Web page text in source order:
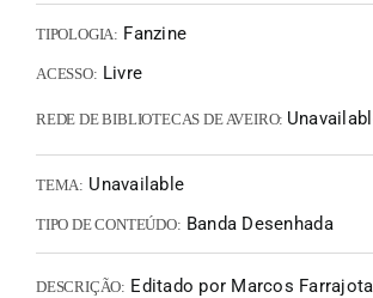
TIPOLOGIA: Fanzine
ACESSO: Livre
REDE DE BIBLIOTECAS DE AVEIRO:
TEMA: Unavailable
TIPO DE CONTEÚDO: Banda Desenhada
DESCRIÇÃO: Editado por Marcos